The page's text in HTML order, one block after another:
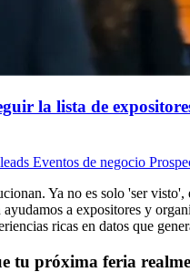
la lista de
Eventos de negocio
Ya no es solo 'ser visto',
a expositores y
ricas en datos que
tu próxima feria